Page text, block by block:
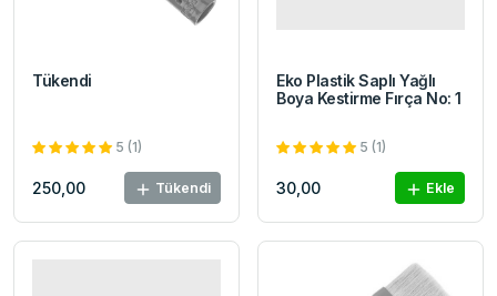
Tükendi
5 (1)
250,00 Tükendi
Eko Plastik Saplı Yağlı
Boya Kestirme Fırça No: 1
5 (1)
30,00 Ekle